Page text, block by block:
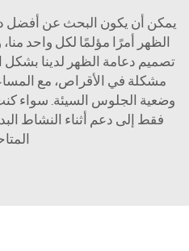
يمكن أن يكون البحث عن أفضل
تصميم دعامة الظهر لدينا بشكل
مشكلة في الأقراص، مع
وضعية الجلوس السيئة. سواء
فقط إلى دعم أثناء النشاط